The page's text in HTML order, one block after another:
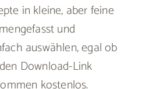
in kleine, aber feine
und
auswählen, egal ob
Download-Link
kostenlos.